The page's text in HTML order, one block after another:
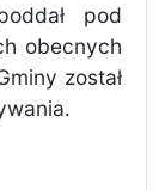
pod
obecnych
został